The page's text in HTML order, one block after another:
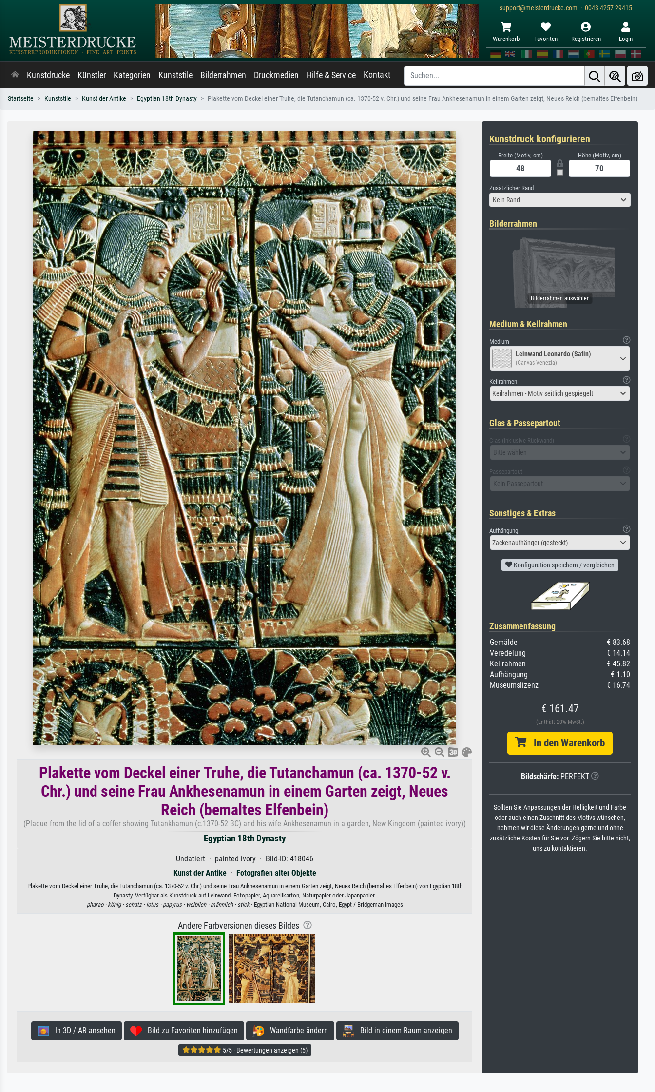
support@meisterdrucke.com · 0043 4257 29415
Warenkorb Favoriten Registrieren Login
Kunstdrucke Künstler Kategorien Kunststile Bilderrahmen Druckmedien Hilfe & Service Kontakt
Startseite Kunststile Kunst der Antike Egyptian 18th Dynasty Plakette vom Deckel einer Truhe, die Tutanchamun (ca. 1370-52 v. Chr.) und seine Frau Ankhesenamun in einem Garten zeigt, Neues Reich (bemaltes Elfenbein)
Plakette vom Deckel einer Truhe, die Tutanchamun (ca. 1370-52 v.
Chr.) und seine Frau Ankhesenamun in einem Garten zeigt, Neues
Reich (bemaltes Elfenbein)
(Plaque from the lid of a coffer showing Tutankhamun (c.1370-52 BC) and his wife Ankhesenamun in a garden, New Kingdom (painted ivory))
Egyptian 18th Dynasty
Undatiert · painted ivory · Bild-ID: 418046
Kunst der Antike· Fotografien alter Objekte
Plakette vom Deckel einer Truhe, die Tutanchamun (ca. 1370-52 v. Chr.) und seine Frau Ankhesenamun in einem Garten zeigt, Neues Reich (bemaltes Elfenbein) von Egyptian 18th
Dynasty. Verfügbar als Kunstdruck auf Leinwand, Fotopapier, Aquarellkarton, Naturpapier oder Japanpapier.
pharao · könig · schatz · lotus · papyrus · weiblich · männlich · stick· Egyptian National Museum, Cairo, Egypt / Bridgeman Images
Andere Farbversionen dieses Bildes
In 3D / AR ansehen Bild zu Favoriten hinzufügen Wandfarbe ändern Bild in einem Raum anzeigen
5/5 · Bewertungen anzeigen (5)
Kunstdruck konfigurieren
Breite (Motiv, cm) Höhe (Motiv, cm)
Zusätzlicher Rand
Kein Rand
Bilderrahmen
Medium & Keilrahmen
Medium
Leinwand Leonardo (Satin)
(Canvas Venezia)
Keilrahmen
Keilrahmen - Motiv seitlich gespiegelt
Glas & Passepartout
Glas (inklusive Rückwand)
Bitte wählen
Passepartout
Kein Passepartout
Sonstiges & Extras
Aufhängung
Zackenaufhänger (gesteckt)
Konfiguration speichern / vergleichen
Zusammenfassung
Gemälde
€ 83.68
Veredelung
€ 14.14
Keilrahmen
€ 45.82
Aufhängung
€ 1.10
Museumslizenz
€ 16.74
€ 161.47
(Enthält 20% MwSt.)
In den Warenkorb
Bildschärfe: PERFEKT
Sollten Sie Anpassungen der Helligkeit und Farbe
oder auch einen Zuschnitt des Motivs wünschen,
nehmen wir diese Änderungen gerne und ohne
zusätzliche Kosten für Sie vor. Zögern Sie bitte nicht,
uns zu kontaktieren.